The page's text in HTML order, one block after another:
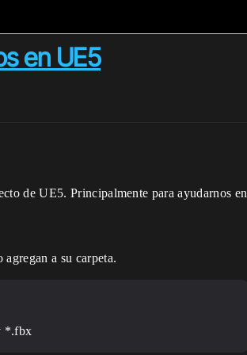
en UE5
de UE5. Principalmente para ayudarnos en
a su carpeta.
*.fbx